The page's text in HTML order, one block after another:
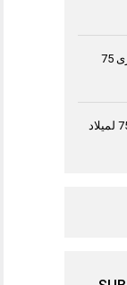
جوجل تحتفل بالذكرى 75
جوجل تحتفل بالذكرى 75 لميلاد